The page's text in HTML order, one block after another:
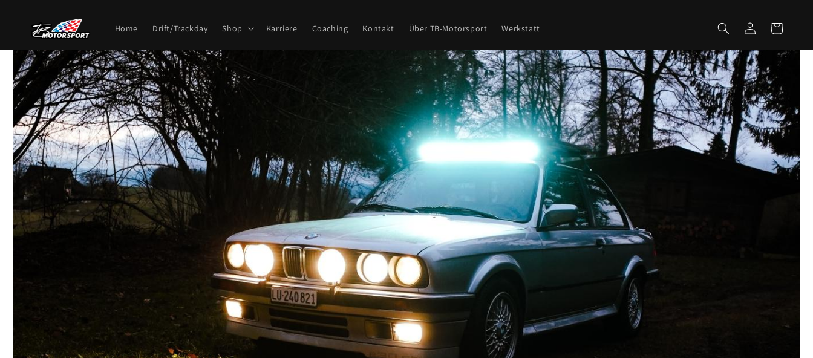
Inhalt
Home Drift/Trackday Shop Karriere Coaching Kontakt Über TB-Motorsport Werkstatt EinloggenWarenkorb